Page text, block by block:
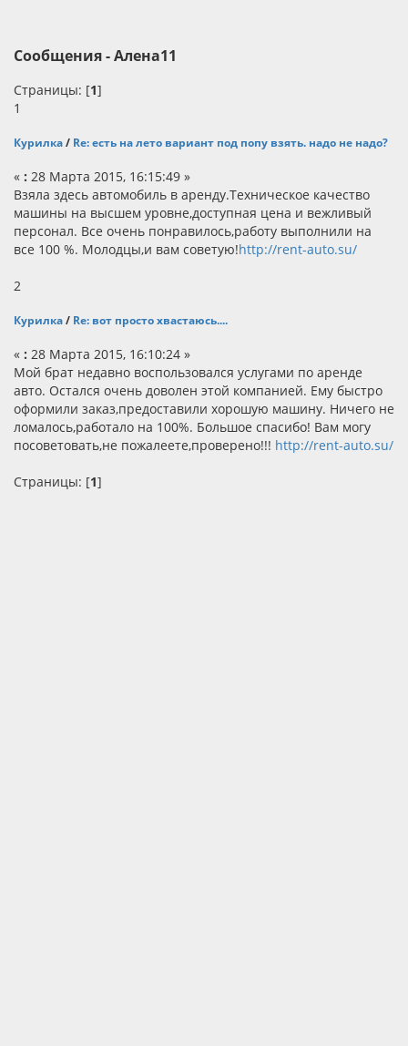
Сообщения - Алена11
Страницы: [1]
1
Курилка / Re: есть на лето вариант под попу взять. надо не надо?
« : 28 Марта 2015, 16:15:49 »
Взяла здесь автомобиль в аренду.Техническое качество
машины на высшем уровне,доступная цена и вежливый
персонал. Все очень понравилось,работу выполнили на
все 100 %. Молодцы,и вам советую!http://rent-auto.su/
2
Курилка / Re: вот просто хвастаюсь....
« : 28 Марта 2015, 16:10:24 »
Мой брат недавно воспользовался услугами по аренде
авто. Остался очень доволен этой компанией. Ему быстро
оформили заказ,предоставили хорошую машину. Ничего не
ломалось,работало на 100%. Большое спасибо! Вам могу
посоветовать,не пожалеете,проверено!!! http://rent-auto.su/
Страницы: [1]